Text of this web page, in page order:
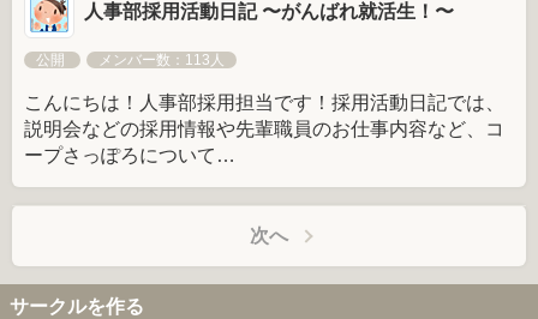
人事部採用活動日記 〜がんばれ就活生！〜
公開 メンバー数：113人
こんにちは！人事部採用担当です！採用活動日記では、
説明会などの採用情報や先輩職員のお仕事内容など、コ
ープさっぽろについて…
次へ
サークルを作る